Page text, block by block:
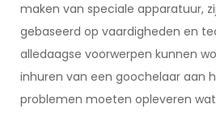
maken van speciale apparatuur,
gebaseerd op vaardigheden en
alledaagse voorwerpen kunnen
inhuren van een goochelaar aan
problemen moeten opleveren